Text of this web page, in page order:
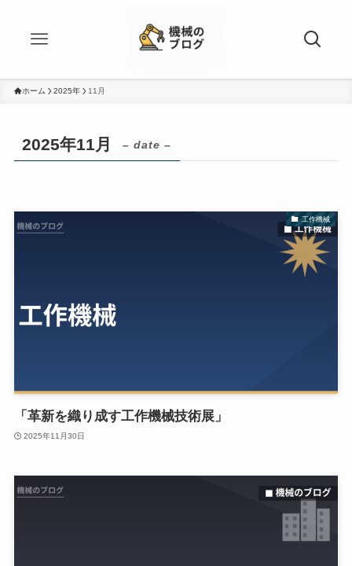
ホーム 2025年 11月
2025年11月 – date –
工作機械
「革新を織り成す工作機械技術展」
2025年11月30日